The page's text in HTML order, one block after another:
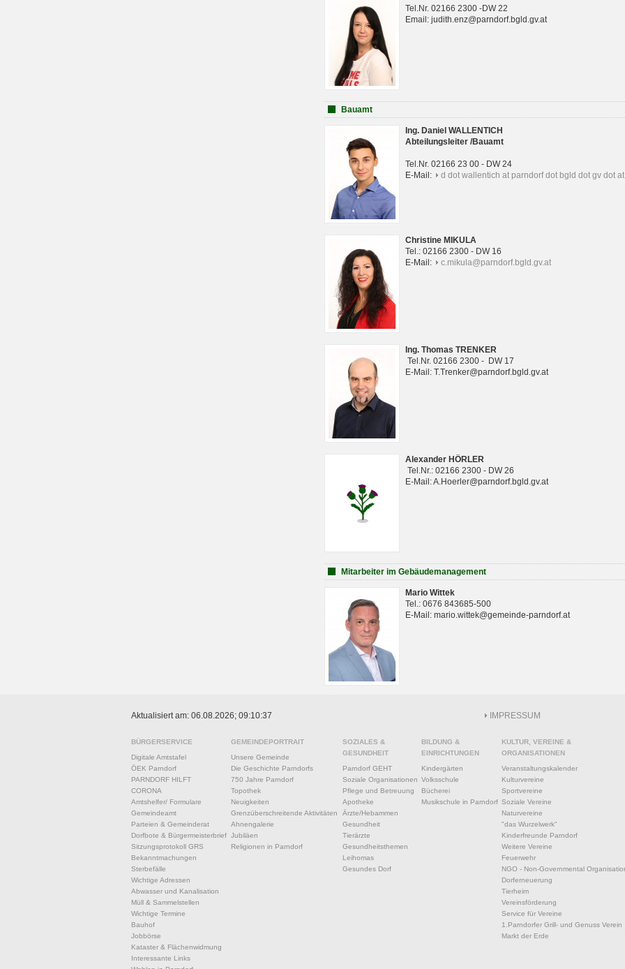
Tel.Nr. 02166 2300 -DW 22
Email: judith.enz@parndorf.bgld.gv.at
Bauamt
Ing. Daniel WALLENTICH
Abteilungsleiter /Bauamt
Tel.Nr. 02166 23 00 - DW 24
E-Mail:
d dot wallentich at parndorf dot bgld dot gv dot at
Christine MIKULA
Tel.: 02166 2300 - DW 16
E-Mail:
c.mikula@parndorf.bgld.gv.at
Ing. Thomas TRENKER
Tel.Nr. 02166 2300 - DW 17
E-Mail: T.Trenker@parndorf.bgld.gv.at
Alexander HÖRLER
Tel.Nr.: 02166 2300 - DW 26
E-Mail: A.Hoerler@parndorf.bgld.gv.at
Mitarbeiter im Gebäudemanagement
Mario Wittek
Tel.: 0676 843685-500
E-Mail: mario.wittek@gemeinde-parndorf.at
Aktualisiert am: 06.08.2026; 09:10:37 IMPRESSUM
BÜRGERSERVICE
Digitale Amtstafel
ÖEK Parndorf
PARNDORF HILFT
CORONA
Amtshelfer/ Formulare
Gemeindeamt
Parteien & Gemeinderat
Dorfbote & Bürgermeisterbrief
Sitzungsprotokoll GRS
Bekanntmachungen
Sterbefälle
Wichtige Adressen
Abwasser und Kanalisation
Müll & Sammelstellen
Wichtige Termine
Bauhof
Jobbörse
Kataster & Flächenwidmung
Interessante Links
GEMEINDEPORTRAIT
Unsere Gemeinde
Die Geschichte Parndorfs
750 Jahre Parndorf
Topothek
Neuigkeiten
Grenzüberschreitende Aktivitäten
Ahnengalerie
Jubiläen
Religionen in Parndorf
SOZIALES &
GESUNDHEIT
Parndorf GEHT
Soziale Organisationen
Pflege und Betreuung
Apotheke
Ärzte/Hebammen
Gesundheit
Tierärzte
Gesundheitsthemen
Leihomas
Gesundes Dorf
BILDUNG &
EINRICHTUNGEN
Kindergärten
Volksschule
Bücherei
Musikschule in Parndorf
KULTUR, VEREINE &
ORGANISATIONEN
Veranstaltungskalender
Kulturvereine
Sportvereine
Soziale Vereine
Naturvereine
"das Wurzelwerk"
Kinderfreunde Parndorf
Weitere Vereine
Feuerwehr
NGO - Non-Governmental
Dorferneuerung
Tierheim
Vereinsförderung
Service für Vereine
1.Parndorfer Grill- und Genuss Verein
Markt der Erde